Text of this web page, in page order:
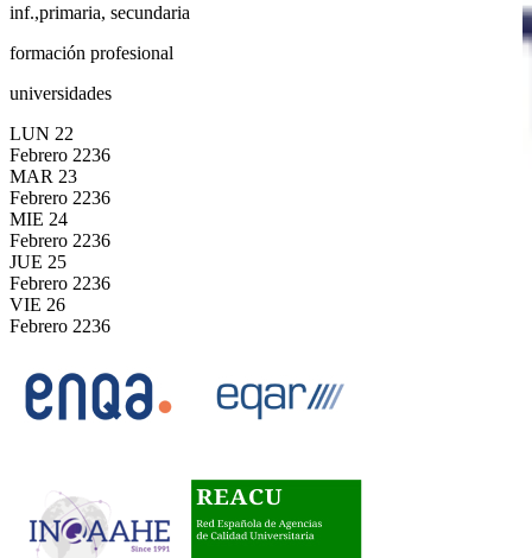
inf.,primaria, secundaria
formación profesional
universidades
LUN 22
Febrero 2236
MAR 23
Febrero 2236
MIE 24
Febrero 2236
JUE 25
Febrero 2236
VIE 26
Febrero 2236